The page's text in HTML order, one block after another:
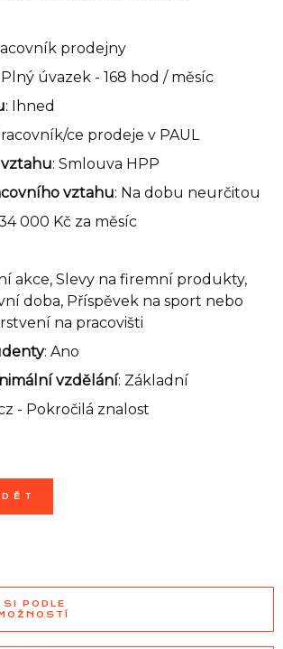
prodejny
Plný úvazek - 168 hod / měsíc
: Ihned
ce prodeje v PAUL
: Smlouva HPP
vztahu: Na dobu neurčitou
000 Kč za měsíc
akce, Slevy na firemní produkty,
doba, Příspěvek na sport nebo
na pracovišti
: Ano
vzdělání: Základní
- Pokročilá znalost
SI PODLE